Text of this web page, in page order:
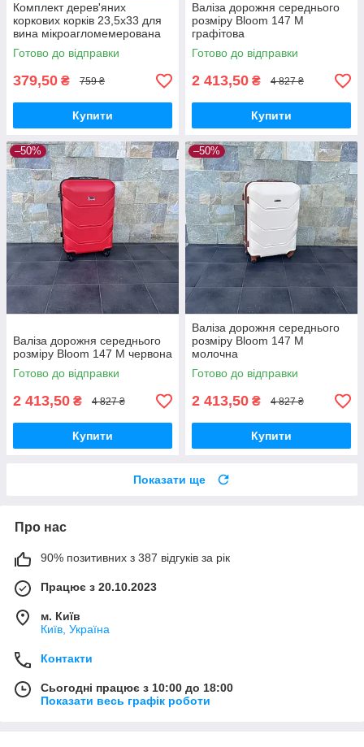
Комплект дерев'яних
коркових корків 23,5х33 для
вина мікроагломемерована
— 50 шт.
Готово до відправки
379,50 ₴ 759 ₴
Купити
Валіза дорожня середнього
розміру Bloom 147 M
графітова
Готово до відправки
2 413,50 ₴ 4 827 ₴
Купити
–50%
Валіза дорожня середнього
розміру Bloom 147 M червона
Готово до відправки
2 413,50 ₴ 4 827 ₴
Купити
–50%
Валіза дорожня середнього
розміру Bloom 147 M
молочна
Готово до відправки
2 413,50 ₴ 4 827 ₴
Купити
Показати ще
Про нас
90% позитивних з 387 відгуків за рік
Працює з 20.10.2023
м. Київ
Київ, Україна
Контакти
Сьогодні працює з 10:00 до 18:00
Показати весь графік роботи